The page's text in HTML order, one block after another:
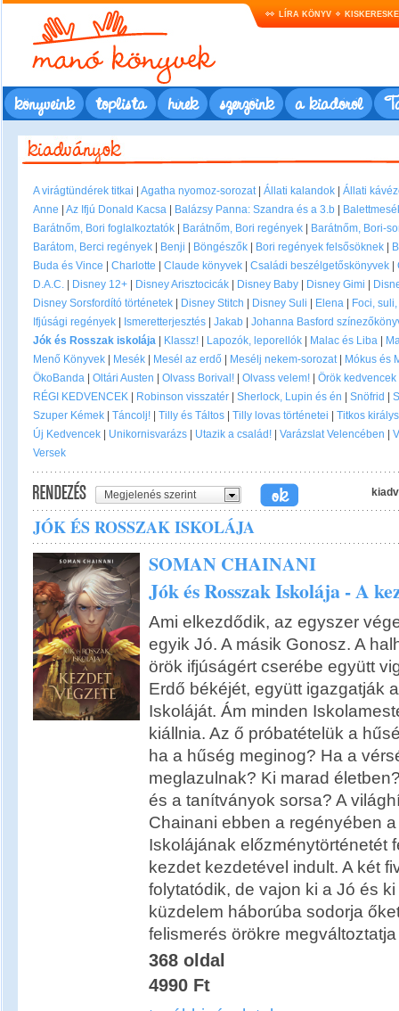
LÍRA KÖNYV
könyveink toplista hírek szerzőink a kiadóról
A virágtündérek titkai Agatha nyomoz-sorozat| Állati kalandok
Állati
Anne
Az Ifjú Donald Kacsa Balázsy Panna: Szandra és a 3.b
Barátnőm, Bori foglalkoztatók
Barátnőm, Bori regények
Barátnőm, Bori-
Barátom, Berci regények
Benji Böngészők Bori regények felsősöknek
Buda és Vince
Charlotte Claude könyvek Családi beszélgetőskönyvek
D.A.C.
Disney 12+ Disney Arisztocicák Disney Baby Disney Gimi
Disney Sorsfordító történetek
Disney Stitch Disney Suli Elena
Foci,
Ifjúsági regények
Ismeretterjesztés Jakab
Johanna Basford
Jók és Rosszak iskolája
Klassz! Lapozók, leporellók Malac és Liba
Menő Könyvek
Mesék Mesél az erdő Mesélj nekem-sorozat|
Mókus és
ÖkoBanda
Oltári Austen Olvass Borival! Olvass velem! Örök kedvencek
RÉGI KEDVENCEK
Robinson visszatér Sherlock, Lupin és én Snöfrid
Szuper Kémek
Táncolj! Tilly és Táltos Tilly lovas történetei
Titkos
Új Kedvencek
Unikornisvarázs Utazik a család! Varázslat Velencében
Versek
Megjelenés szerint
JÓK ÉS ROSSZAK ISKOLÁJA
SOMAN CHAINANI
Jók és Rosszak Iskolája - A
Ami elkezdődik, az egyszer
egyik Jó. A másik Gonosz. A
örök ifjúságért cserébe együtt
Erdő békéjét, együtt igazgatják
Iskoláját. Ám minden
kiállnia. Az ő próbatételük a
ha a hűség meginog? Ha a
meglazulnak? Ki marad
és a tanítványok sorsa? A
Chainani ebben a regényében
Iskolájának előzménytörténetét
kezdet kezdetével indult. A két
folytatódik, de vajon ki a Jó és
küzdelem háborúba sodorja
felismerés örökre
368 oldal
4990 Ft